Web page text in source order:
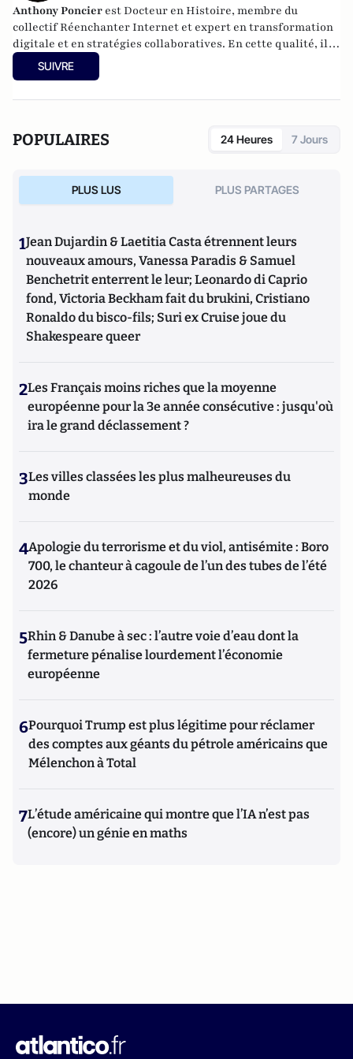
Anthony Poncier est Docteur en Histoire, membre du
collectif Réenchanter Internet et expert en transformation
digitale et en stratégies collaboratives. En cette qualité, il
accompagne les entreprises dans la conception de leurs
stratégies médias sociaux, ainsi que dans la création de
SUIVRE
POPULAIRES 24 Heures 7 Jours
PLUS LUS PLUS PARTAGES
1Jean Dujardin & Laetitia Casta étrennent leurs
nouveaux amours, Vanessa Paradis & Samuel
Benchetrit enterrent le leur; Leonardo di Caprio
fond, Victoria Beckham fait du brukini, Cristiano
Ronaldo du bisco-fils; Suri ex Cruise joue du
Shakespeare queer
2Les Français moins riches que la moyenne
européenne pour la 3e année consécutive : jusqu'où
ira le grand déclassement ?
3Les villes classées les plus malheureuses du
monde
4Apologie du terrorisme et du viol, antisémite : Boro
700, le chanteur à cagoule de l’un des tubes de l’été
2026
5Rhin & Danube à sec : l’autre voie d’eau dont la
fermeture pénalise lourdement l’économie
européenne
6Pourquoi Trump est plus légitime pour réclamer
des comptes aux géants du pétrole américains que
Mélenchon à Total
7L’étude américaine qui montre que l’IA n’est pas
(encore) un génie en maths